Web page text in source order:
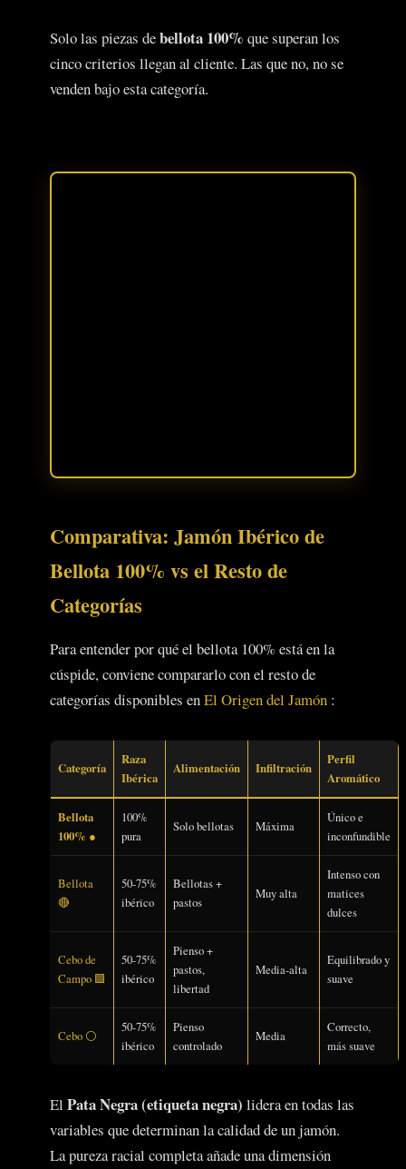
Solo las piezas debellota 100% que superan los
cinco criterios llegan al cliente. Las que no, no se
venden bajo esta categoría.
Comparativa: Jamón Ibérico de
Bellota 100% vs el Resto de
Categorías
Para entender por qué el bellota 100% está en la
cúspide, conviene compararlo con el resto de
categorías disponibles enEl Origen del Jamón :
Categoría
Raza
Ibérica
Alimentación Infiltración
Perfil
Aromático
Bellota
100% ●
100%
pura
Solo bellotas Máxima
Único e
inconfundible
Bellota
🔴
50-75%
ibérico
Bellotas +
pastos
Muy alta
Intenso con
matices
dulces
Cebo de
Campo 🟩
50-75%
ibérico
Pienso +
pastos,
libertad
Media-alta
Equilibrado y
suave
Cebo ⚪
50-75%
ibérico
Pienso
controlado
Media
Correcto,
más suave
El Pata Negra (etiqueta negra) lidera en todas las
variables que determinan la calidad de un jamón.
La pureza racial completa añade una dimensión